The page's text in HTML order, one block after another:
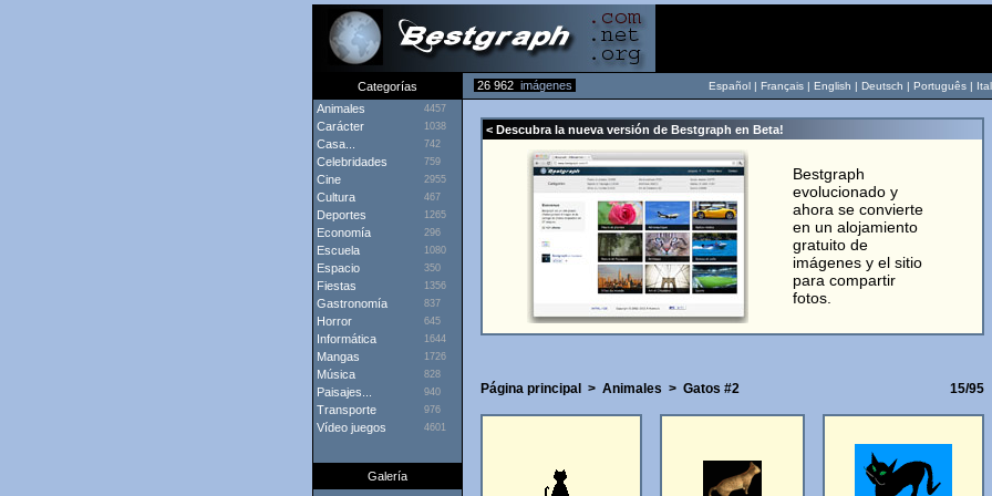
Categorías 26 962 imágenes Español | Français | English | Deutsch | Português |
Animales
4457
Carácter 1038
Casa... 742
Celebridades 759
Cine 2955
Cultura 467
Deportes 1265
Economía 296
Escuela 1080
Espacio 350
Fiestas 1356
Gastronomía 837
Horror 645
Informática 1644
Mangas 1726
Música 828
Paisajes... 940
Transporte 976
Vídeo juegos 4601
Galería
< Descubra la nueva versión de Bestgraph en Beta!
Bestgraph
evolucionado y
ahora se convierte
en un alojamiento
gratuito de
imágenes y el sitio
para compartir
fotos.
Página principal > Animales > Gatos #2 15/95